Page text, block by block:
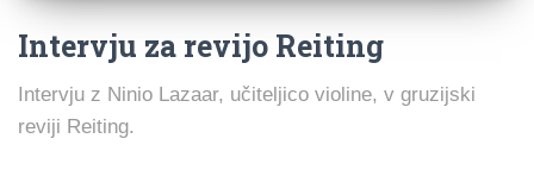
Intervju za revijo Reiting
Intervju z Ninio Lazaar, učiteljico violine, v gruzijski
reviji Reiting.